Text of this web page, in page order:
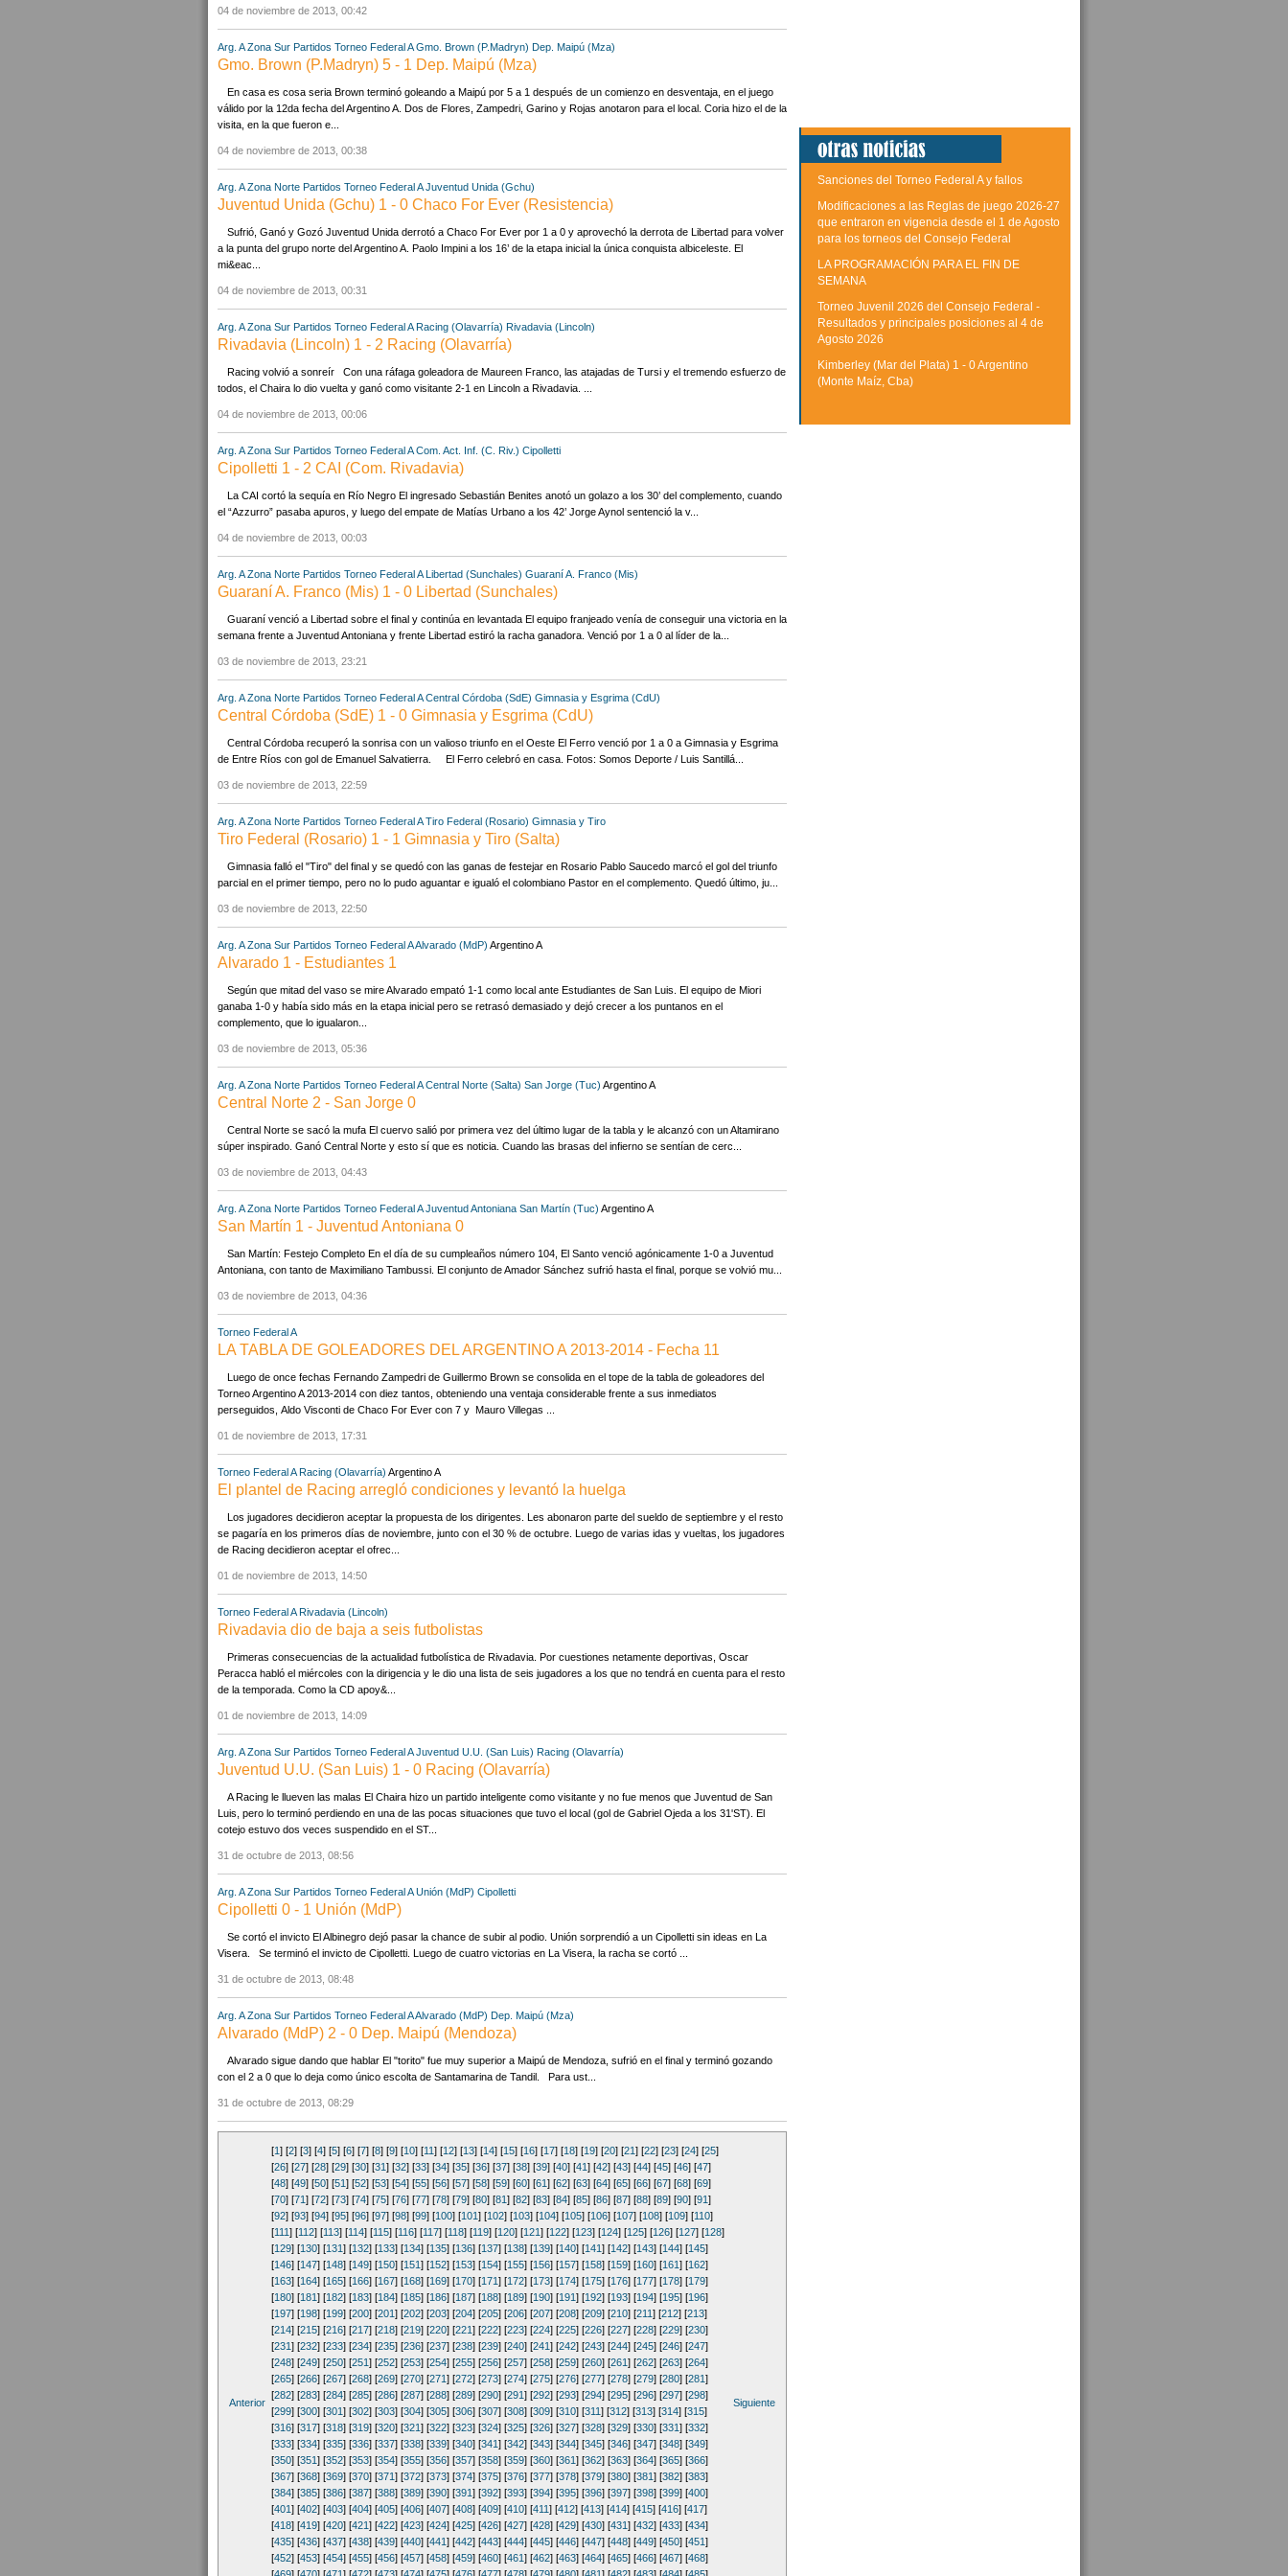
04 de noviembre de 2013, 00:42
Arg. A Zona Sur Partidos Torneo Federal A Gmo. Brown (P.Madryn) Dep. Maipú (Mza)
Gmo. Brown (P.Madryn) 5 - 1 Dep. Maipú (Mza)
En casa es cosa seria Brown terminó goleando a Maipú por 5 a 1 después de un comienzo en desventaja, en el juego
válido por la 12da fecha del Argentino A. Dos de Flores, Zampedri, Garino y Rojas anotaron para el local. Coria hizo el de la
visita, en la que fueron e...
04 de noviembre de 2013, 00:38
Arg. A Zona Norte Partidos Torneo Federal A Juventud Unida (Gchu)
Juventud Unida (Gchu) 1 - 0 Chaco For Ever (Resistencia)
Sufrió, Ganó y Gozó Juventud Unida derrotó a Chaco For Ever por 1 a 0 y aprovechó la derrota de Libertad para volver
a la punta del grupo norte del Argentino A. Paolo Impini a los 16’ de la etapa inicial la única conquista albiceleste. El
mi&eac...
04 de noviembre de 2013, 00:31
Arg. A Zona Sur Partidos Torneo Federal A Racing (Olavarría) Rivadavia (Lincoln)
Rivadavia (Lincoln) 1 - 2 Racing (Olavarría)
Racing volvió a sonreír Con una ráfaga goleadora de Maureen Franco, las atajadas de Tursi y el tremendo esfuerzo de
todos, el Chaira lo dio vuelta y ganó como visitante 2-1 en Lincoln a Rivadavia. ...
04 de noviembre de 2013, 00:06
Arg. A Zona Sur Partidos Torneo Federal A Com. Act. Inf. (C. Riv.) Cipolletti
Cipolletti 1 - 2 CAI (Com. Rivadavia)
La CAI cortó la sequía en Río Negro El ingresado Sebastián Benites anotó un golazo a los 30’ del complemento, cuando
el “Azzurro” pasaba apuros, y luego del empate de Matías Urbano a los 42’ Jorge Aynol sentenció la v...
04 de noviembre de 2013, 00:03
Arg. A Zona Norte Partidos Torneo Federal A Libertad (Sunchales) Guaraní A. Franco (Mis)
Guaraní A. Franco (Mis) 1 - 0 Libertad (Sunchales)
Guaraní venció a Libertad sobre el final y continúa en levantada El equipo franjeado venía de conseguir una victoria en la
semana frente a Juventud Antoniana y frente Libertad estiró la racha ganadora. Venció por 1 a 0 al líder de la...
03 de noviembre de 2013, 23:21
Arg. A Zona Norte Partidos Torneo Federal A Central Córdoba (SdE) Gimnasia y Esgrima (CdU)
Central Córdoba (SdE) 1 - 0 Gimnasia y Esgrima (CdU)
Central Córdoba recuperó la sonrisa con un valioso triunfo en el Oeste El Ferro venció por 1 a 0 a Gimnasia y Esgrima
de Entre Ríos con gol de Emanuel Salvatierra. El Ferro celebró en casa. Fotos: Somos Deporte / Luis Santillá...
03 de noviembre de 2013, 22:59
Arg. A Zona Norte Partidos Torneo Federal A Tiro Federal (Rosario) Gimnasia y Tiro
Tiro Federal (Rosario) 1 - 1 Gimnasia y Tiro (Salta)
Gimnasia falló el "Tiro" del final y se quedó con las ganas de festejar en Rosario Pablo Saucedo marcó el gol del triunfo
parcial en el primer tiempo, pero no lo pudo aguantar e igualó el colombiano Pastor en el complemento. Quedó último, ju...
03 de noviembre de 2013, 22:50
Arg. A Zona Sur Partidos Torneo Federal AAlvarado (MdP) Argentino A
Alvarado 1 - Estudiantes 1
Según que mitad del vaso se mire Alvarado empató 1-1 como local ante Estudiantes de San Luis. El equipo de Miori
ganaba 1-0 y había sido más en la etapa inicial pero se retrasó demasiado y dejó crecer a los puntanos en el
complemento, que lo igualaron...
03 de noviembre de 2013, 05:36
Arg. A Zona Norte Partidos Torneo Federal A Central Norte (Salta) San Jorge (Tuc) Argentino A
Central Norte 2 - San Jorge 0
Central Norte se sacó la mufa El cuervo salió por primera vez del último lugar de la tabla y le alcanzó con un Altamirano
súper inspirado. Ganó Central Norte y esto sí que es noticia. Cuando las brasas del infierno se sentían de cerc...
03 de noviembre de 2013, 04:43
Arg. A Zona Norte Partidos Torneo Federal A Juventud Antoniana San Martín (Tuc) Argentino A
San Martín 1 - Juventud Antoniana 0
San Martín: Festejo Completo En el día de su cumpleaños número 104, El Santo venció agónicamente 1-0 a Juventud
Antoniana, con tanto de Maximiliano Tambussi. El conjunto de Amador Sánchez sufrió hasta el final, porque se volvió mu...
03 de noviembre de 2013, 04:36
Torneo Federal A
LA TABLA DE GOLEADORES DEL ARGENTINO A 2013-2014 - Fecha 11
Luego de once fechas Fernando Zampedri de Guillermo Brown se consolida en el tope de la tabla de goleadores del
Torneo Argentino A 2013-2014 con diez tantos, obteniendo una ventaja considerable frente a sus inmediatos
perseguidos, Aldo Visconti de Chaco For Ever con 7 y Mauro Villegas ...
01 de noviembre de 2013, 17:31
Torneo Federal A Racing (Olavarría) Argentino A
El plantel de Racing arregló condiciones y levantó la huelga
Los jugadores decidieron aceptar la propuesta de los dirigentes. Les abonaron parte del sueldo de septiembre y el resto
se pagaría en los primeros días de noviembre, junto con el 30 % de octubre. Luego de varias idas y vueltas, los jugadores
de Racing decidieron aceptar el ofrec...
01 de noviembre de 2013, 14:50
Torneo Federal A Rivadavia (Lincoln)
Rivadavia dio de baja a seis futbolistas
Primeras consecuencias de la actualidad futbolística de Rivadavia. Por cuestiones netamente deportivas, Oscar
Peracca habló el miércoles con la dirigencia y le dio una lista de seis jugadores a los que no tendrá en cuenta para el resto
de la temporada. Como la CD apoy&...
01 de noviembre de 2013, 14:09
Arg. A Zona Sur Partidos Torneo Federal A Juventud U.U. (San Luis) Racing (Olavarría)
Juventud U.U. (San Luis) 1 - 0 Racing (Olavarría)
A Racing le llueven las malas El Chaira hizo un partido inteligente como visitante y no fue menos que Juventud de San
Luis, pero lo terminó perdiendo en una de las pocas situaciones que tuvo el local (gol de Gabriel Ojeda a los 31'ST). El
cotejo estuvo dos veces suspendido en el ST...
31 de octubre de 2013, 08:56
Arg. A Zona Sur Partidos Torneo Federal A Unión (MdP) Cipolletti
Cipolletti 0 - 1 Unión (MdP)
Se cortó el invicto El Albinegro dejó pasar la chance de subir al podio. Unión sorprendió a un Cipolletti sin ideas en La
Visera. Se terminó el invicto de Cipolletti. Luego de cuatro victorias en La Visera, la racha se cortó ...
31 de octubre de 2013, 08:48
Arg. A Zona Sur Partidos Torneo Federal AAlvarado (MdP) Dep. Maipú (Mza)
Alvarado (MdP) 2 - 0 Dep. Maipú (Mendoza)
Alvarado sigue dando que hablar El "torito" fue muy superior a Maipú de Mendoza, sufrió en el final y terminó gozando
con el 2 a 0 que lo deja como único escolta de Santamarina de Tandil. Para ust...
31 de octubre de 2013, 08:29
Anterior
[1] [2] [3] [4] [5] [6] [7] [8] [9] [10] [11] [12] [13] [14] [15] [16] [17] [18] [19] [20] [21] [22] [23] [24] [25]
[26] [27] [28] [29] [30] [31] [32] [33] [34] [35] [36] [37] [38] [39] [40] [41] [42] [43] [44] [45] [46] [47]
[48] [49] [50] [51] [52] [53] [54] [55] [56] [57] [58] [59] [60] [61] [62] [63] [64] [65] [66] [67] [68] [69]
[70] [71] [72] [73] [74] [75] [76] [77] [78] [79] [80] [81] [82] [83] [84] [85] [86] [87] [88] [89] [90] [91]
[92] [93] [94] [95] [96] [97] [98] [99] [100] [101] [102] [103] [104] [105] [106] [107] [108] [109] [110]
[111] [112] [113] [114] [115] [116] [117] [118] [119] [120] [121] [122] [123] [124] [125] [126] [127] [128]
[129] [130] [131] [132] [133] [134] [135] [136] [137] [138] [139] [140] [141] [142] [143] [144] [145]
[146] [147] [148] [149] [150] [151] [152] [153] [154] [155] [156] [157] [158] [159] [160] [161] [162]
[163] [164] [165] [166] [167] [168] [169] [170] [171] [172] [173] [174] [175] [176] [177] [178] [179]
[180] [181] [182] [183] [184] [185] [186] [187] [188] [189] [190] [191] [192] [193] [194] [195] [196]
[197] [198] [199] [200] [201] [202] [203] [204] [205] [206] [207] [208] [209] [210] [211] [212] [213]
[214] [215] [216] [217] [218] [219] [220] [221] [222] [223] [224] [225] [226] [227] [228] [229] [230]
[231] [232] [233] [234] [235] [236] [237] [238] [239] [240] [241] [242] [243] [244] [245] [246] [247]
[248] [249] [250] [251] [252] [253] [254] [255] [256] [257] [258] [259] [260] [261] [262] [263] [264]
[265] [266] [267] [268] [269] [270] [271] [272] [273] [274] [275] [276] [277] [278] [279] [280] [281]
[282] [283] [284] [285] [286] [287] [288] [289] [290] [291] [292] [293] [294] [295] [296] [297] [298]
[299] [300] [301] [302] [303] [304] [305] [306] [307] [308] [309] [310] [311] [312] [313] [314] [315]
[316] [317] [318] [319] [320] [321] [322] [323] [324] [325] [326] [327] [328] [329] [330] [331] [332]
[333] [334] [335] [336] [337] [338] [339] [340] [341] [342] [343] [344] [345] [346] [347] [348] [349]
[350] [351] [352] [353] [354] [355] [356] [357] [358] [359] [360] [361] [362] [363] [364] [365] [366]
[367] [368] [369] [370] [371] [372] [373] [374] [375] [376] [377] [378] [379] [380] [381] [382] [383]
[384] [385] [386] [387] [388] [389] [390] [391] [392] [393] [394] [395] [396] [397] [398] [399] [400]
[401] [402] [403] [404] [405] [406] [407] [408] [409] [410] [411] [412] [413] [414] [415] [416] [417]
[418] [419] [420] [421] [422] [423] [424] [425] [426] [427] [428] [429] [430] [431] [432] [433] [434]
[435] [436] [437] [438] [439] [440] [441] [442] [443] [444] [445] [446] [447] [448] [449] [450] [451]
[452] [453] [454] [455] [456] [457] [458] [459] [460] [461] [462] [463] [464] [465] [466] [467] [468]
Siguiente
Sanciones del Torneo Federal A y fallos
Modificaciones a las Reglas de juego 2026-27
que entraron en vigencia desde el 1 de Agosto
para los torneos del Consejo Federal
LA PROGRAMACIÓN PARA EL FIN DE
SEMANA
Torneo Juvenil 2026 del Consejo Federal -
Resultados y principales posiciones al 4 de
Agosto 2026
Kimberley (Mar del Plata) 1 - 0 Argentino
(Monte Maíz, Cba)